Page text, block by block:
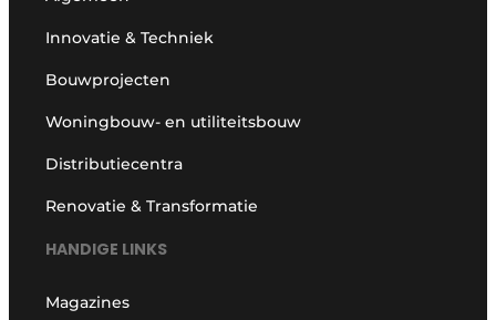
Innovatie & Techniek
Bouwprojecten
Woningbouw- en utiliteitsbouw
Distributiecentra
Renovatie & Transformatie
HANDIGE LINKS
Magazines